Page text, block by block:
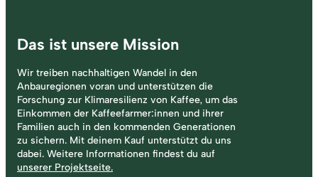
Das ist unsere Mission
Wir treiben nachhaltigen Wandel in den
Anbauregionen voran und unterstützen die
Forschung zur Klimaresilienz von Kaffee, um das
Einkommen der Kaffeefarmer:innen und ihrer
Familien auch in den kommenden Generationen
zu sichern. Mit deinem Kauf unterstützt du uns
dabei. Weitere Informationen findest du auf
unserer Projektseite.